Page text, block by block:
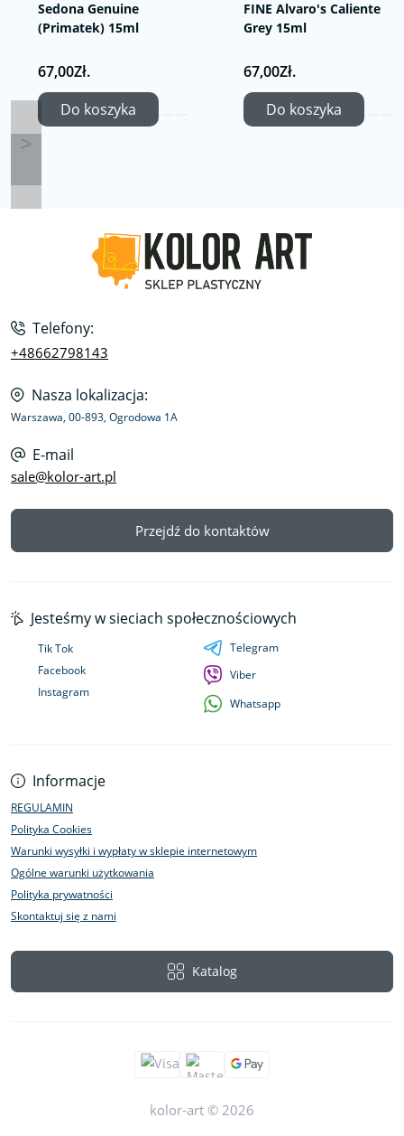
Sedona Genuine
(Primatek) 15ml
67,00Zł.
Do koszyka
FINE Alvaro's Caliente
Grey 15ml
67,00Zł.
Do koszyka
Telefony:
+48662798143
Nasza lokalizacja:
Warszawa, 00-893, Ogrodowa 1A
E-mail
sale@kolor-art.pl
Przejdź do kontaktów
Informacje
REGULAMIN
Polityka Cookies
Warunki wysyłki i wypłaty w sklepie internetowym
Ogólne warunki użytkowania
Polityka prywatności
Skontaktuj się z nami
Katalog
Jesteśmy w sieciach społecznościowych
Tik Tok
Facebook
Instagram
Telegram
Viber
Whatsapp
kolor-art © 2026